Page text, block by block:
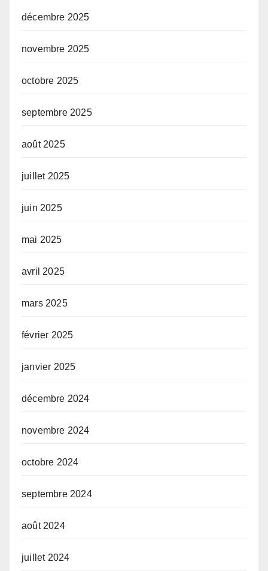
décembre 2025
novembre 2025
octobre 2025
septembre 2025
août 2025
juillet 2025
juin 2025
mai 2025
avril 2025
mars 2025
février 2025
janvier 2025
décembre 2024
novembre 2024
octobre 2024
septembre 2024
août 2024
juillet 2024